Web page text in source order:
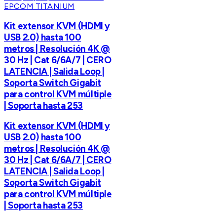
EPCOM TITANIUM
Kit extensor KVM (HDMI y
USB 2.0) hasta 100
metros | Resolución 4K @
30 Hz | Cat 6/6A/7 | CERO
LATENCIA | Salida Loop |
Soporta Switch Gigabit
para control KVM múltiple
| Soporta hasta 253
Kit extensor KVM (HDMI y
USB 2.0) hasta 100
metros | Resolución 4K @
30 Hz | Cat 6/6A/7 | CERO
LATENCIA | Salida Loop |
Soporta Switch Gigabit
para control KVM múltiple
| Soporta hasta 253